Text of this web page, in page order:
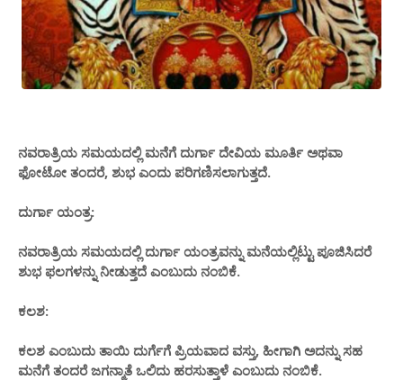
ನವರಾತ್ರಿಯ ಸಮಯದಲ್ಲಿ ಮನೆಗೆ ದುರ್ಗಾ ದೇವಿಯ ಮೂರ್ತಿ ಅಥವಾ
ಫೋಟೋ ತಂದರೆ, ಶುಭ ಎಂದು ಪರಿಗಣಿಸಲಾಗುತ್ತದೆ.
ದುರ್ಗಾ ಯಂತ್ರ:
ನವರಾತ್ರಿಯ ಸಮಯದಲ್ಲಿ ದುರ್ಗಾ ಯಂತ್ರವನ್ನು ಮನೆಯಲ್ಲಿಟ್ಟು ಪೂಜಿಸಿದರೆ
ಶುಭ ಫಲಗಳನ್ನು ನೀಡುತ್ತದೆ ಎಂಬುದು ನಂಬಿಕೆ.
ಕಲಶ:
ಕಲಶ ಎಂಬುದು ತಾಯಿ ದುರ್ಗೆಗೆ ಪ್ರಿಯವಾದ ವಸ್ತು, ಹೀಗಾಗಿ ಅದನ್ನು ಸಹ
ಮನೆಗೆ ತಂದರೆ ಜಗನ್ಮಾತೆ ಒಲಿದು ಹರಸುತ್ತಾಳೆ ಎಂಬುದು ನಂಬಿಕೆ.